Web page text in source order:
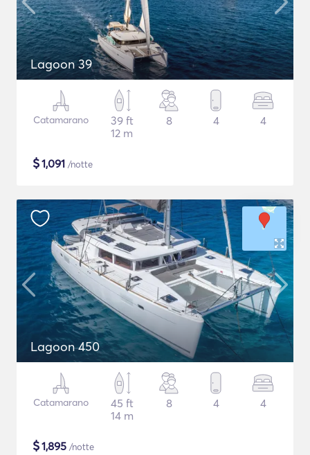
Lagoon 39
Catamarano
39 ft
12 m
8 4 4
$1,091 /notte
Lagoon 450
Catamarano
45 ft
14 m
8 4 4
$1,895 /notte